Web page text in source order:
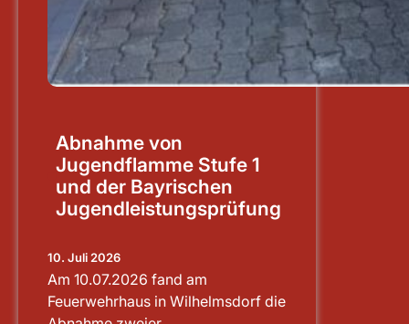
Abnahme von
Jugendflamme Stufe 1
und der Bayrischen
Jugendleistungsprüfung
10. Juli 2026
Am 10.07.2026 fand am
Feuerwehrhaus in Wilhelmsdorf die